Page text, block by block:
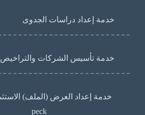
خدمة إعداد دراسات الجدوى
خدمة تأسيس الشركات والتراخيص
peck